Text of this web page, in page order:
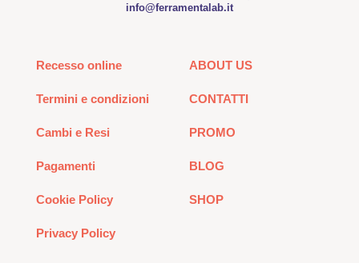
info@ferramentalab.it
Recesso online
Termini e condizioni
Cambi e Resi
Pagamenti
Cookie Policy
Privacy Policy
ABOUT US
CONTATTI
PROMO
BLOG
SHOP